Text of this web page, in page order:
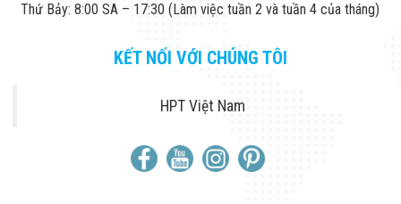
Thứ Bảy: 8:00 SA – 17:30 (Làm việc tuần 2 và tuần 4 của tháng)
KẾT NỐI VỚI CHÚNG TÔI
HPT Việt Nam